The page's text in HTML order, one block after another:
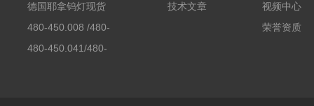
素分析仪反应罐
德国耶拿钨灯现货
480-450.008 /480-
450.008C耶拿镉Cd空
480-450.041/480-
技术文章
视频中心
荣誉资质